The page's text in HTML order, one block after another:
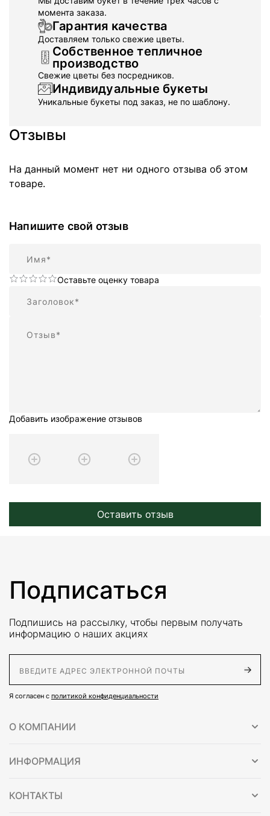
момента заказа.
Гарантия качества
Доставляем только свежие цветы.
Собственное тепличное
производство
Свежие цветы без посредников.
Индивидуальные букеты
Уникальные букеты под заказ, не по шаблону.
Отзывы
На данный момент нет ни одного отзыва об этом
товаре.
Напишите свой отзыв
Оставьте оценку товара
Добавить изображение отзывов
Оставить отзыв
Подписаться
Подпишись на рассылку, чтобы первым получать
информацию о наших акциях
Я согласен с политикой конфиденциальности
О КОМПАНИИ
ИНФОРМАЦИЯ
КОНТАКТЫ